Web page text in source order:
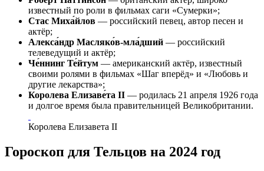
известный по роли в фильмах саги «‎Сумерки»‎;
Стас Миха́йлов — российский певец, автор песен и
актёр;
Алекса́ндр Масляко́в-мла́дший — российский
телеведущий и актёр;
Че́ннинг Те́йтум — американский актёр, известный
своими ролями в фильмах «‎Шаг вперёд»‎ и «‎Любовь и
другие лекарства»‎;
Королева Елизаве́та II — родилась 21 апреля 1926 года
и долгое время была правительницей Великобритании.
Королева Елизавета II
Гороскоп для Тельцов на 2024 год